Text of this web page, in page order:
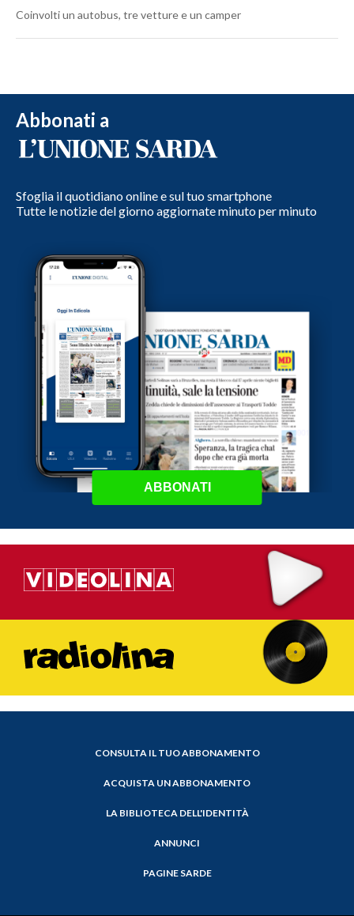
Coinvolti un autobus, tre vetture e un camper
Abbonati a
Sfoglia il quotidiano online e sul tuo smartphone
Tutte le notizie del giorno aggiornate minuto per minuto
ABBONATI
CONSULTA IL TUO ABBONAMENTO
ACQUISTA UN ABBONAMENTO
LA BIBLIOTECA DELL'IDENTITÀ
ANNUNCI
PAGINE SARDE